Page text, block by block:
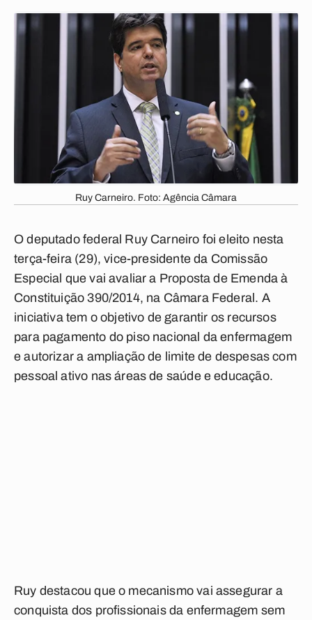
Ruy Carneiro. Foto: Agência Câmara
O deputado federal Ruy Carneiro foi eleito nesta
terça-feira (29), vice-presidente da Comissão
Especial que vai avaliar a Proposta de Emenda à
Constituição 390/2014, na Câmara Federal. A
iniciativa tem o objetivo de garantir os recursos
para pagamento do piso nacional da enfermagem
e autorizar a ampliação de limite de despesas com
pessoal ativo nas áreas de saúde e educação.
Ruy destacou que o mecanismo vai assegurar a
conquista dos profissionais da enfermagem sem